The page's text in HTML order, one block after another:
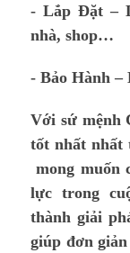
- Lắp Đặt –
nhà, shop…
- Bảo Hành –
Với sứ mệnh
tốt nhất nhất
mong muốn
lực trong
thành giải
giúp đơn